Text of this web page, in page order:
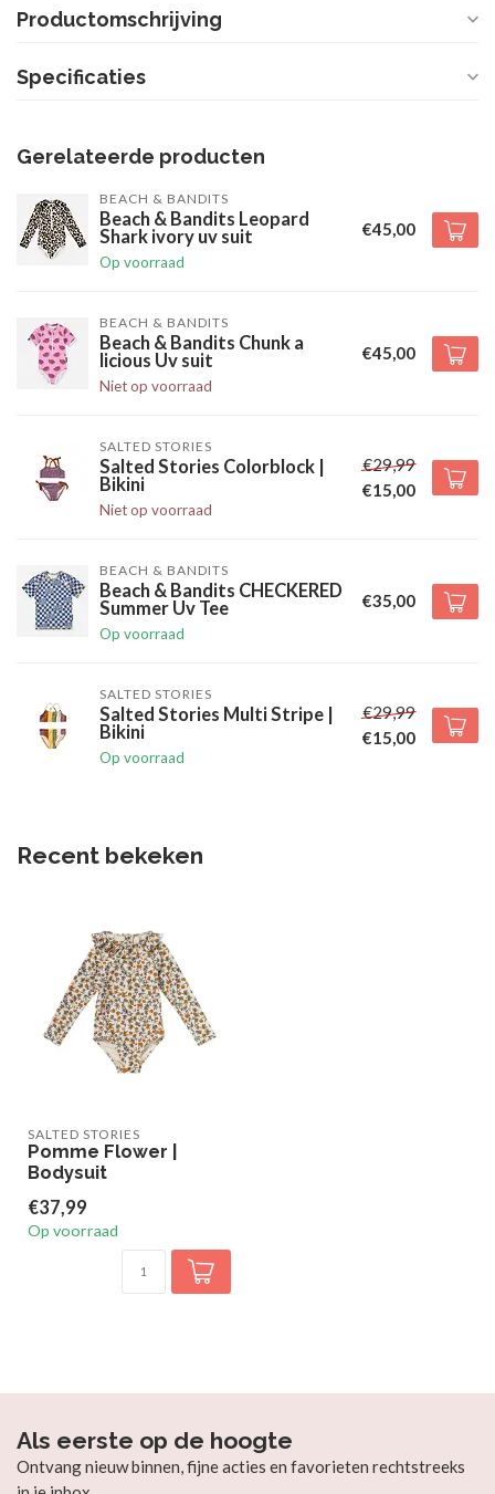
Productomschrijving
Specificaties
Gerelateerde producten
BEACH & BANDITS
Beach & Bandits Leopard
Shark ivory uv suit
Op voorraad
€45,00
BEACH & BANDITS
Beach & Bandits Chunk a
licious Uv suit
Niet op voorraad
€45,00
SALTED STORIES
Salted Stories Colorblock |
Bikini
Niet op voorraad
€29,99
€15,00
BEACH & BANDITS
Beach & Bandits CHECKERED
Summer Uv Tee
Op voorraad
€35,00
SALTED STORIES
Salted Stories Multi Stripe |
Bikini
Op voorraad
€29,99
€15,00
Recent bekeken
SALTED STORIES
Pomme Flower |
Bodysuit
€37,99
Op voorraad
Als eerste op de hoogte
Ontvang nieuw binnen, fijne acties en favorieten rechtstreeks